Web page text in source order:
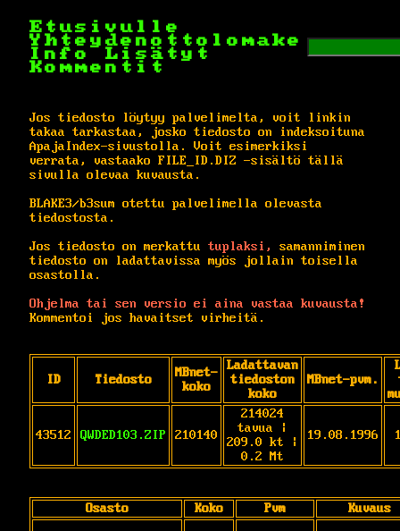
Etusivulle
Yhteydenottolomake
Info
Lisätyt
Kommentit
Jos tiedosto löytyy palvelimelta, voit linkin
takaa tarkastaa, josko tiedosto on indeksoituna
ApajaIndex-sivustolla. Voit esimerkiksi
verrata, vastaako FILE_ID.DIZ -sisältö tällä
sivulla olevaa kuvausta.
BLAKE3/b3sum otettu palvelimella olevasta
tiedostosta.
Jos tiedosto on merkattu tuplaksi,
samanniminen
tiedosto on ladattavissa myös jollain toisella
osastolla.
Ohjelma tai sen versio ei aina vastaa kuvausta!
Kommentoi jos havaitset virheitä.
ID Tiedosto
MBnet-
koko
Ladattavan
tiedoston
koko
MBnet-pvm.
43512 QWDED103.ZIP 210140
214024
tavua |
209.0 kt |
0.2 Mt
19.08.1996
Osasto Koko Pvm Kuvaus